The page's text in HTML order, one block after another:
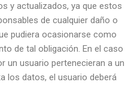
y actualizados, ya que estos
de cualquier daño o
pudiera ocasionarse como
de tal obligación. En el caso
un usuario pertenecieran a un
los datos, el usuario deberá